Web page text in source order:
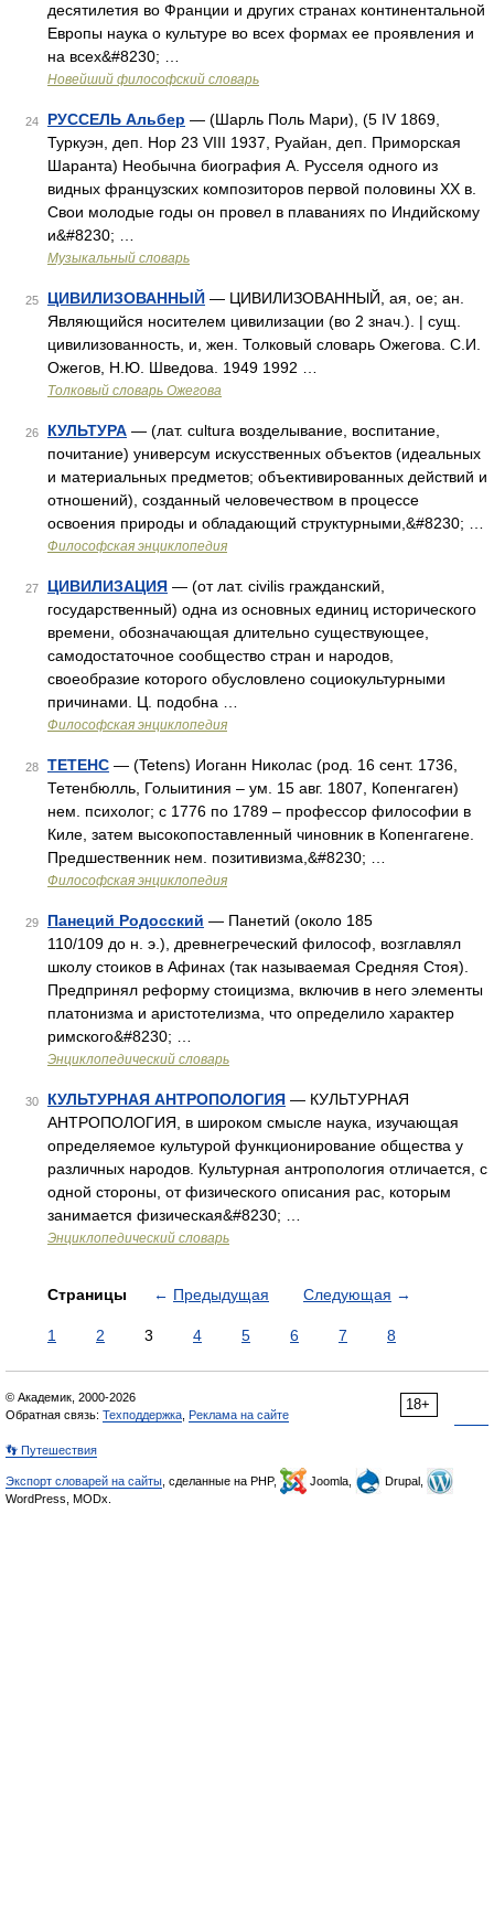
десятилетия во Франции и других странах континентальной
Европы наука о культуре во всех формах ее проявления и
на всех&#8230; …
Новейший философский словарь
24 РУССЕЛЬ Альбер — (Шарль Поль Мари), (5 IV 1869,
Туркуэн, деп. Нор 23 VIII 1937, Руайан, деп. Приморская
Шаранта) Необычна биография А. Русселя одного из
видных французских композиторов первой половины XX в.
Свои молодые годы он провел в плаваниях по Индийскому
и&#8230; …
Музыкальный словарь
25 ЦИВИЛИЗОВАННЫЙ — ЦИВИЛИЗОВАННЫЙ, ая, ое; ан.
Являющийся носителем цивилизации (во 2 знач.). | сущ.
цивилизованность, и, жен. Толковый словарь Ожегова. С.И.
Ожегов, Н.Ю. Шведова. 1949 1992 …
Толковый словарь Ожегова
26 КУЛЬТУРА — (лат. cultura возделывание, воспитание,
почитание) универсум искусственных объектов (идеальных
и материальных предметов; объективированных действий и
отношений), созданный человечеством в процессе
освоения природы и обладающий структурными,&#8230; …
Философская энциклопедия
27 ЦИВИЛИЗАЦИЯ — (от лат. civilis гражданский,
государственный) одна из основных единиц исторического
времени, обозначающая длительно существующее,
самодостаточное сообщество стран и народов,
своеобразие которого обусловлено социокультурными
причинами. Ц. подобна …
Философская энциклопедия
28 ТЕТЕНС — (Tetens) Иоганн Николас (род. 16 сент. 1736,
Тетенбюлль, Голыитиния – ум. 15 авг. 1807, Копенгаген)
нем. психолог; с 1776 по 1789 – профессор философии в
Киле, затем высокопоставленный чиновник в Копенгагене.
Предшественник нем. позитивизма,&#8230; …
Философская энциклопедия
29 Панеций Родосский — Панетий (около 185
110/109 до н. э.), древнегреческий философ, возглавлял
школу стоиков в Афинах (так называемая Средняя Стоя).
Предпринял реформу стоицизма, включив в него элементы
платонизма и аристотелизма, что определило характер
римского&#8230; …
Энциклопедический словарь
30 КУЛЬТУРНАЯ АНТРОПОЛОГИЯ — КУЛЬТУРНАЯ
АНТРОПОЛОГИЯ, в широком смысле наука, изучающая
определяемое культурой функционирование общества у
различных народов. Культурная антропология отличается, с
одной стороны, от физического описания рас, которым
занимается физическая&#8230; …
Энциклопедический словарь
Страницы ← Предыдущая Следующая →
1 2 3 4 5 6 7 8
18+
© Академик, 2000-2026
Обратная связь: Техподдержка Реклама на сайте
👣 Путешествия
Экспорт словарей на сайты , сделанные на PHP, Joomla,
Drupal,
WordPress, MODx.